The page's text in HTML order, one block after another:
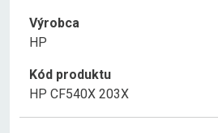
Výrobca
HP
Kód produktu
HP CF540X 203X